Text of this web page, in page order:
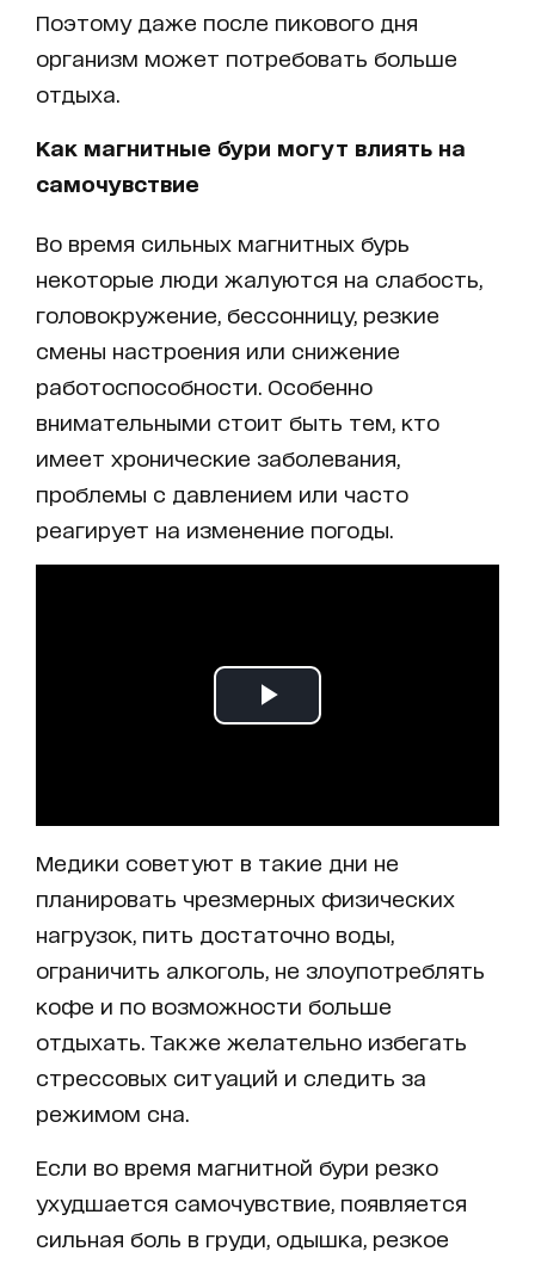
Поэтому даже после пикового дня
организм может потребовать больше
отдыха.
Как магнитные бури могут влиять на
самочувствие
Во время сильных магнитных бурь
некоторые люди жалуются на слабость,
головокружение, бессонницу, резкие
смены настроения или снижение
работоспособности. Особенно
внимательными стоит быть тем, кто
имеет хронические заболевания,
проблемы с давлением или часто
реагирует на изменение погоды.
Медики советуют в такие дни не
планировать чрезмерных физических
нагрузок, пить достаточно воды,
ограничить алкоголь, не злоупотреблять
кофе и по возможности больше
отдыхать. Также желательно избегать
стрессовых ситуаций и следить за
режимом сна.
Если во время магнитной бури резко
ухудшается самочувствие, появляется
сильная боль в груди, одышка, резкое